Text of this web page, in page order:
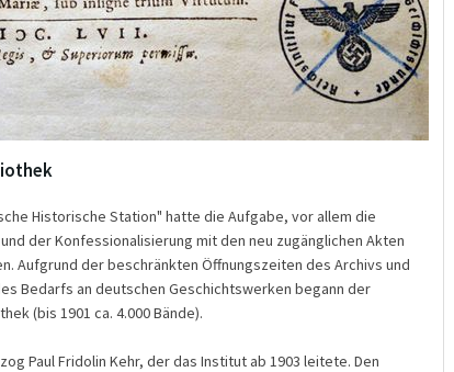
Historische Station" hatte die Aufgabe, vor allem die
der Konfessionalisierung mit den neu zugänglichen Akten
Aufgrund der beschränkten Öffnungszeiten des Archivs und
Bedarfs an deutschen Geschichtswerken begann der
(bis 1901 ca. 4.000 Bände).
Paul Fridolin Kehr, der das Institut ab 1903 leitete. Den